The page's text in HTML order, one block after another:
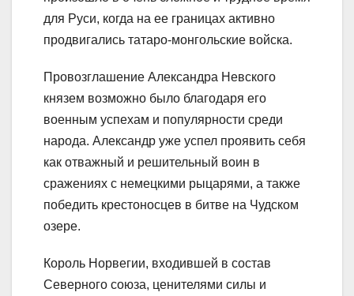
для Руси, когда на ее границах активно
продвигались татаро-монгольские войска.
Провозглашение Александра Невского
князем возможно было благодаря его
военным успехам и популярности среди
народа. Александр уже успел проявить себя
как отважный и решительный воин в
сражениях с немецкими рыцарями, а также
победить крестоносцев в битве на Чудском
озере.
Король Норвегии, входившей в состав
Северного союза, ценителями силы и